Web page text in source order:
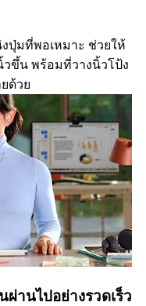
ปุ่มที่พอเหมาะ ช่วยให้
ขึ้น พร้อมที่วางนิ้วโป้ง
ด้วย
ผ่านไปอย่างรวดเร็ว